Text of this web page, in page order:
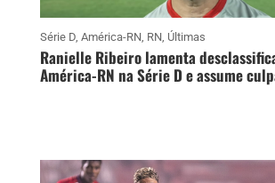
Série D, América-RN, RN, Últimas
Ranielle Ribeiro lamenta
América-RN na Série D e assume